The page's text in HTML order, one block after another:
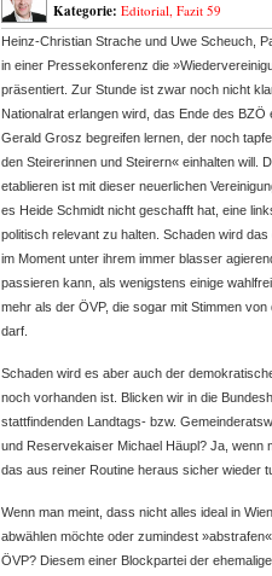
Kategorie: Editorial, Fazit 59
Heinz-Christian Strache und Uwe Scheuch,
in einer Pressekonferenz die
präsentiert. Zur Stunde ist zwar noch nicht
Nationalrat erlangen wird, das Ende des
Gerald Grosz begreifen lernen, der noch
den Steirerinnen und Steirern« einhalten will.
etablieren ist mit dieser neuerlichen
es Heide Schmidt nicht geschafft hat, eine
politisch relevant zu halten. Schaden wird
im Moment unter ihrem immer blasser
passieren kann, als wenigstens einige
mehr als der ÖVP, die sogar mit Stimmen
darf.
Schaden wird es aber auch der
noch vorhanden ist. Blicken wir in die
stattfindenden Landtags- bzw.
und Reservekaiser Michael Häupl? Ja, wenn
das aus reiner Routine heraus sicher wieder
Wenn man meint, dass nicht alles ideal in
abwählen möchte oder zumindest
ÖVP? Diesem einer Blockpartei der